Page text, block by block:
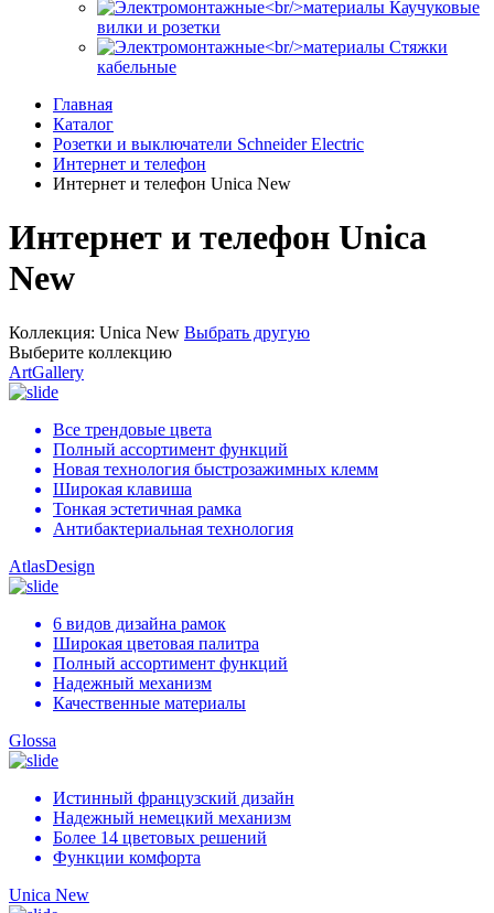
Каучуковые
вилки и розетки
Стяжки
кабельные
Главная
Каталог
Розетки и выключатели Schneider Electric
Интернет и телефон
Интернет и телефон Unica New
Интернет и телефон Unica
New
Коллекция: Unica New Выбрать другую
Выберите коллекцию
ArtGallery
Все трендовые цвета
Полный ассортимент функций
Новая технология быстрозажимных клемм
Широкая клавиша
Тонкая эстетичная рамка
Антибактериальная технология
AtlasDesign
6 видов дизайна рамок
Широкая цветовая палитра
Полный ассортимент функций
Надежный механизм
Качественные материалы
Glossa
Истинный французский дизайн
Надежный немецкий механизм
Более 14 цветовых решений
Функции комфорта
Unica New